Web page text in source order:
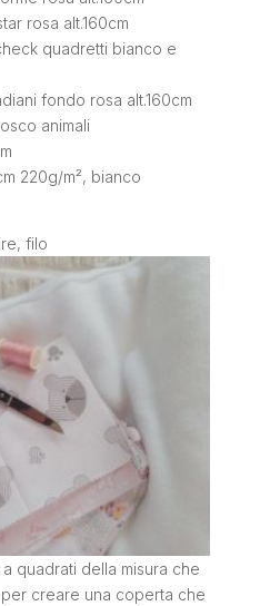
rosa alt.160cm
quadretti bianco e
fondo rosa alt.160cm
animali
220g/m², bianco
filo
quadrati della misura che
creare una coperta che